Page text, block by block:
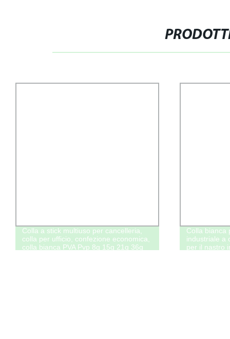
Colla a stick multiuso per cancelleria,
colla per ufficio, confezione economica,
colla bianca PVA Pvp 8g 15g 21g 36g
Colla bianca
industriale a
per il nastro